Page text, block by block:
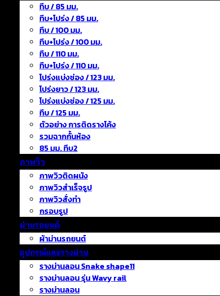
ทึบ / 85 มม.
ทึบ+โปร่ง / 85 มม.
ทึบ / 100 มม.
ทึบ+โปร่ง / 100 มม.
ทึบ / 110 มม.
ทึบ+โปร่ง / 110 มม.
โปร่งแบ่งช่อง / 123 มม.
โปร่งยาว / 123 มม.
โปร่งแบ่งช่อง / 125 มม.
ทึบ / 125 มม.
ตัวอย่าง การติดรางโค้ง
รวมฉากกั้นห้อง
85 มม. ทึบ2
ภาพวิว
ภาพวิวติดผนัง
ภาพวิวสำเร็จรูป
ภาพวิวสั่งทำ
กรอบรูป
ม่านรถยนต์
ผ้าม่านรถยนต์
อุปกรณ์และรางม่าน
รางม่านลอน Snake shape11
รางม่านลอน รุ่น Wavy rail
รางม่านลอน